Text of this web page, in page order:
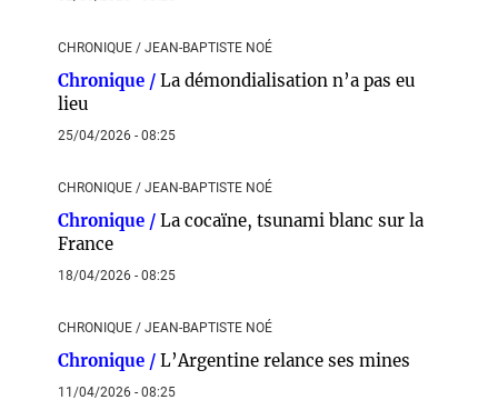
CHRONIQUE / JEAN-BAPTISTE NOÉ
Chronique / La démondialisation n’a pas eu
lieu
25/04/2026 - 08:25
CHRONIQUE / JEAN-BAPTISTE NOÉ
Chronique / La cocaïne, tsunami blanc sur la
France
18/04/2026 - 08:25
CHRONIQUE / JEAN-BAPTISTE NOÉ
Chronique / L’Argentine relance ses mines
11/04/2026 - 08:25